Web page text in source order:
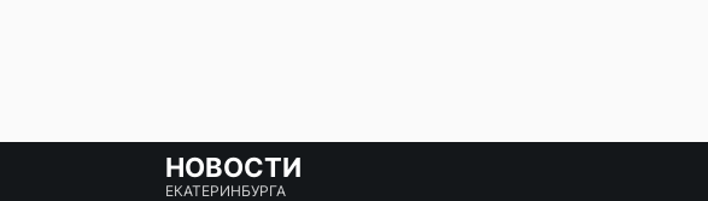
НОВОСТИ
ЕКАТЕРИНБУРГА